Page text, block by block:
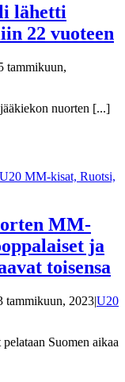
lähetti
22 vuoteen
tammikuun,
nuorten [...]
MM-
ja
toisensa
tammikuun, 2023|U20
Suomen aikaa